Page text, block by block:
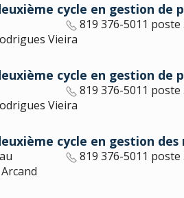
cycle en gestion de
819 376-5011 poste
Vieira
cycle en gestion de
819 376-5011 poste
Vieira
cycle en gestion
819 376-5011 poste